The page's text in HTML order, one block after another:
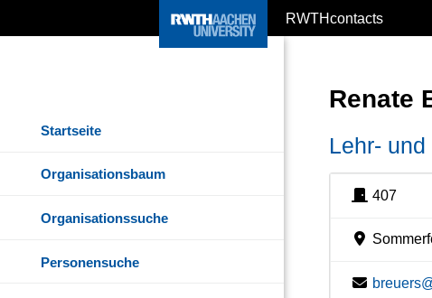
RWTHcontacts
Startseite
Organisationsbaum
Organisationssuche
Personensuche
Renate
Lehr-
407